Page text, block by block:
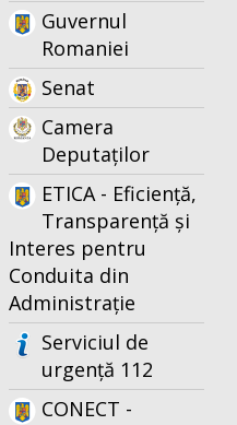
Guvernul
Romaniei
Senat
Camera
Deputaților
ETICA - Eficiență,
Transparență și
Interes pentru
Conduita din
Administrație
Serviciul de
urgență 112
CONECT -